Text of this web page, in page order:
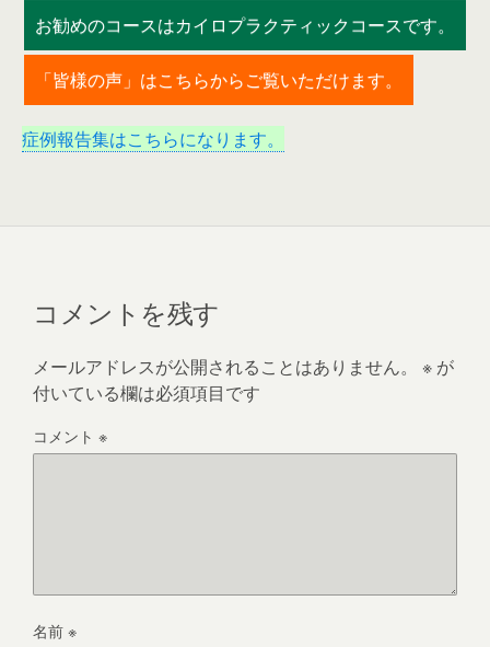
お勧めのコースはカイロプラクティックコースです。
「皆様の声」はこちらからご覧いただけます。
症例報告集はこちらになります。
コメントを残す
メールアドレスが公開されることはありません。 ※ が
付いている欄は必須項目です
コメント ※
名前※